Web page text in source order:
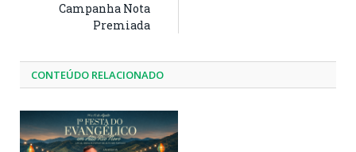
Campanha Nota
Premiada
CONTEÚDO RELACIONADO